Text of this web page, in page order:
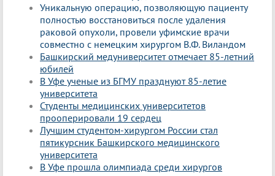
Уникальную операцию, позволяющую пациенту
полностью восстановиться после удаления
раковой опухоли, провели уфимские врачи
совместно с немецким хирургом В.Ф. Виландом
Башкирский медуниверситет отмечает 85-летний
юбилей
В Уфе ученые из БГМУ празднуют 85-летие
университета
Студенты медицинских университетов
прооперировали 19 сердец
Лучшим студентом-хирургом России стал
пятикурсник Башкирского медицинского
университета
В Уфе прошла олимпиада среди хирургов